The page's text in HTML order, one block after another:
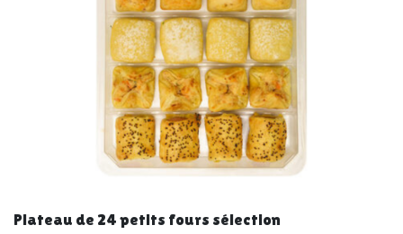
Plateau de 24 petits fours sélection